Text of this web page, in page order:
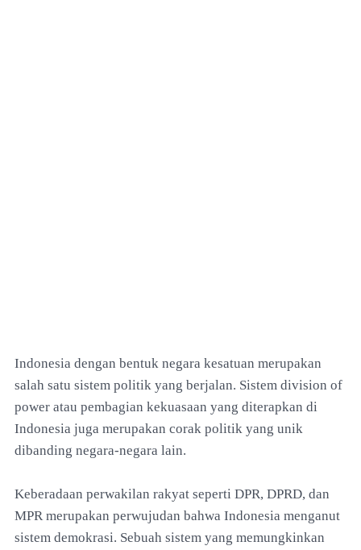
Indonesia dengan bentuk negara kesatuan merupakan
salah satu sistem politik yang berjalan. Sistem division of
power atau pembagian kekuasaan yang diterapkan di
Indonesia juga merupakan corak politik yang unik
dibanding negara-negara lain.
Keberadaan perwakilan rakyat seperti DPR, DPRD, dan
MPR merupakan perwujudan bahwa Indonesia menganut
sistem demokrasi. Sebuah sistem yang memungkinkan